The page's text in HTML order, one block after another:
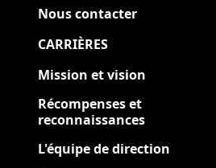
Nous contacter
CARRIÈRES
Mission et vision
Récompenses et
reconnaissances
L'équipe de direction